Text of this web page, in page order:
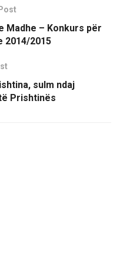
Madhe – Konkurs për
2014/2015
sulm ndaj
Prishtinës